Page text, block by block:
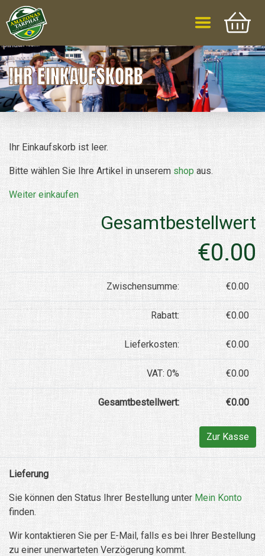
IHR EINKAUFSKORB
Ihr Einkaufskorb ist leer.
Bitte wählen Sie Ihre Artikel in unserem shop aus.
Weiter einkaufen
Gesamtbestellwert
€0.00
Zwischensumme: €0.00
Rabatt: €0.00
Lieferkosten: €0.00
VAT: 0% €0.00
Gesamtbestellwert: €0.00
Zur Kasse
Lieferung
Sie können den Status Ihrer Bestellung unter Mein Konto
finden.
Wir kontaktieren Sie per E-Mail, falls es bei Ihrer Bestellung
zu einer unerwarteten Verzögerung kommt.